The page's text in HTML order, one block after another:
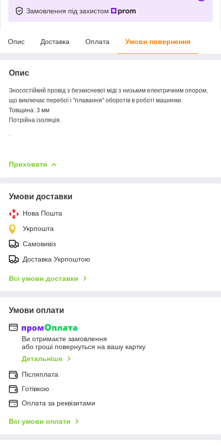
Замовлення під захистом
Опис Доставка Оплата Умови повернення
Опис
Зносостійкий провід з безкисневої міді з низьким електричним опором,
що виключає перебої і "плавання" оборотів в роботі машинки.
Товщина: 3 мм
Потрійна ізоляція.
Приховати
Умови доставки
Нова Пошта
Укрпошта
Самовивіз
Доставка Укрпоштою
Всі умови доставки
Умови оплати
Ви отримаєте замовлення
або гроші повернуться на вашу картку
Детальніше
Післяплата
Готівкою
Оплата за реквізитами
Всі умови оплати